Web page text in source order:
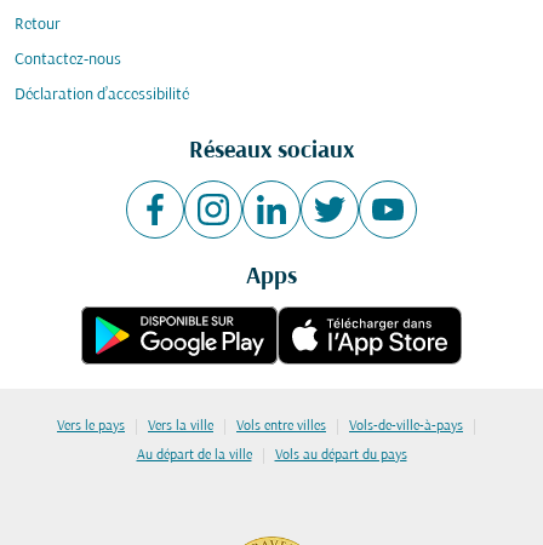
Retour
Contactez-nous
Déclaration d’accessibilité
Réseaux sociaux
Apps
Vers le pays | Vers la ville | Vols entre villes | Vols-de-ville-à-pays |
Au départ de la ville | Vols au départ du pays